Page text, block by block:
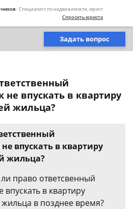
- Специалист по недвижимости, юрист
Спросить юриста
Задать вопрос
впускать в квартиру
жильца?
впускать в квартиру
жильца?
право ответсвенный
в квартиру
в позднее время?